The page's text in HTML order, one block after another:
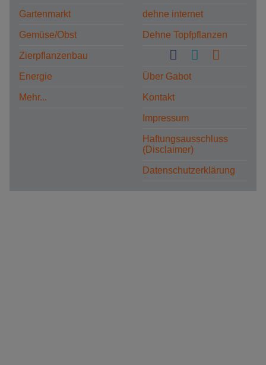
Gartenmarkt
Gemüse/Obst
Zierpflanzenbau
Energie
Mehr...
dehne internet
Dehne Topfpflanzen
Über Gabot
Kontakt
Impressum
Haftungsausschluss
(Disclaimer)
Datenschutzerklärung